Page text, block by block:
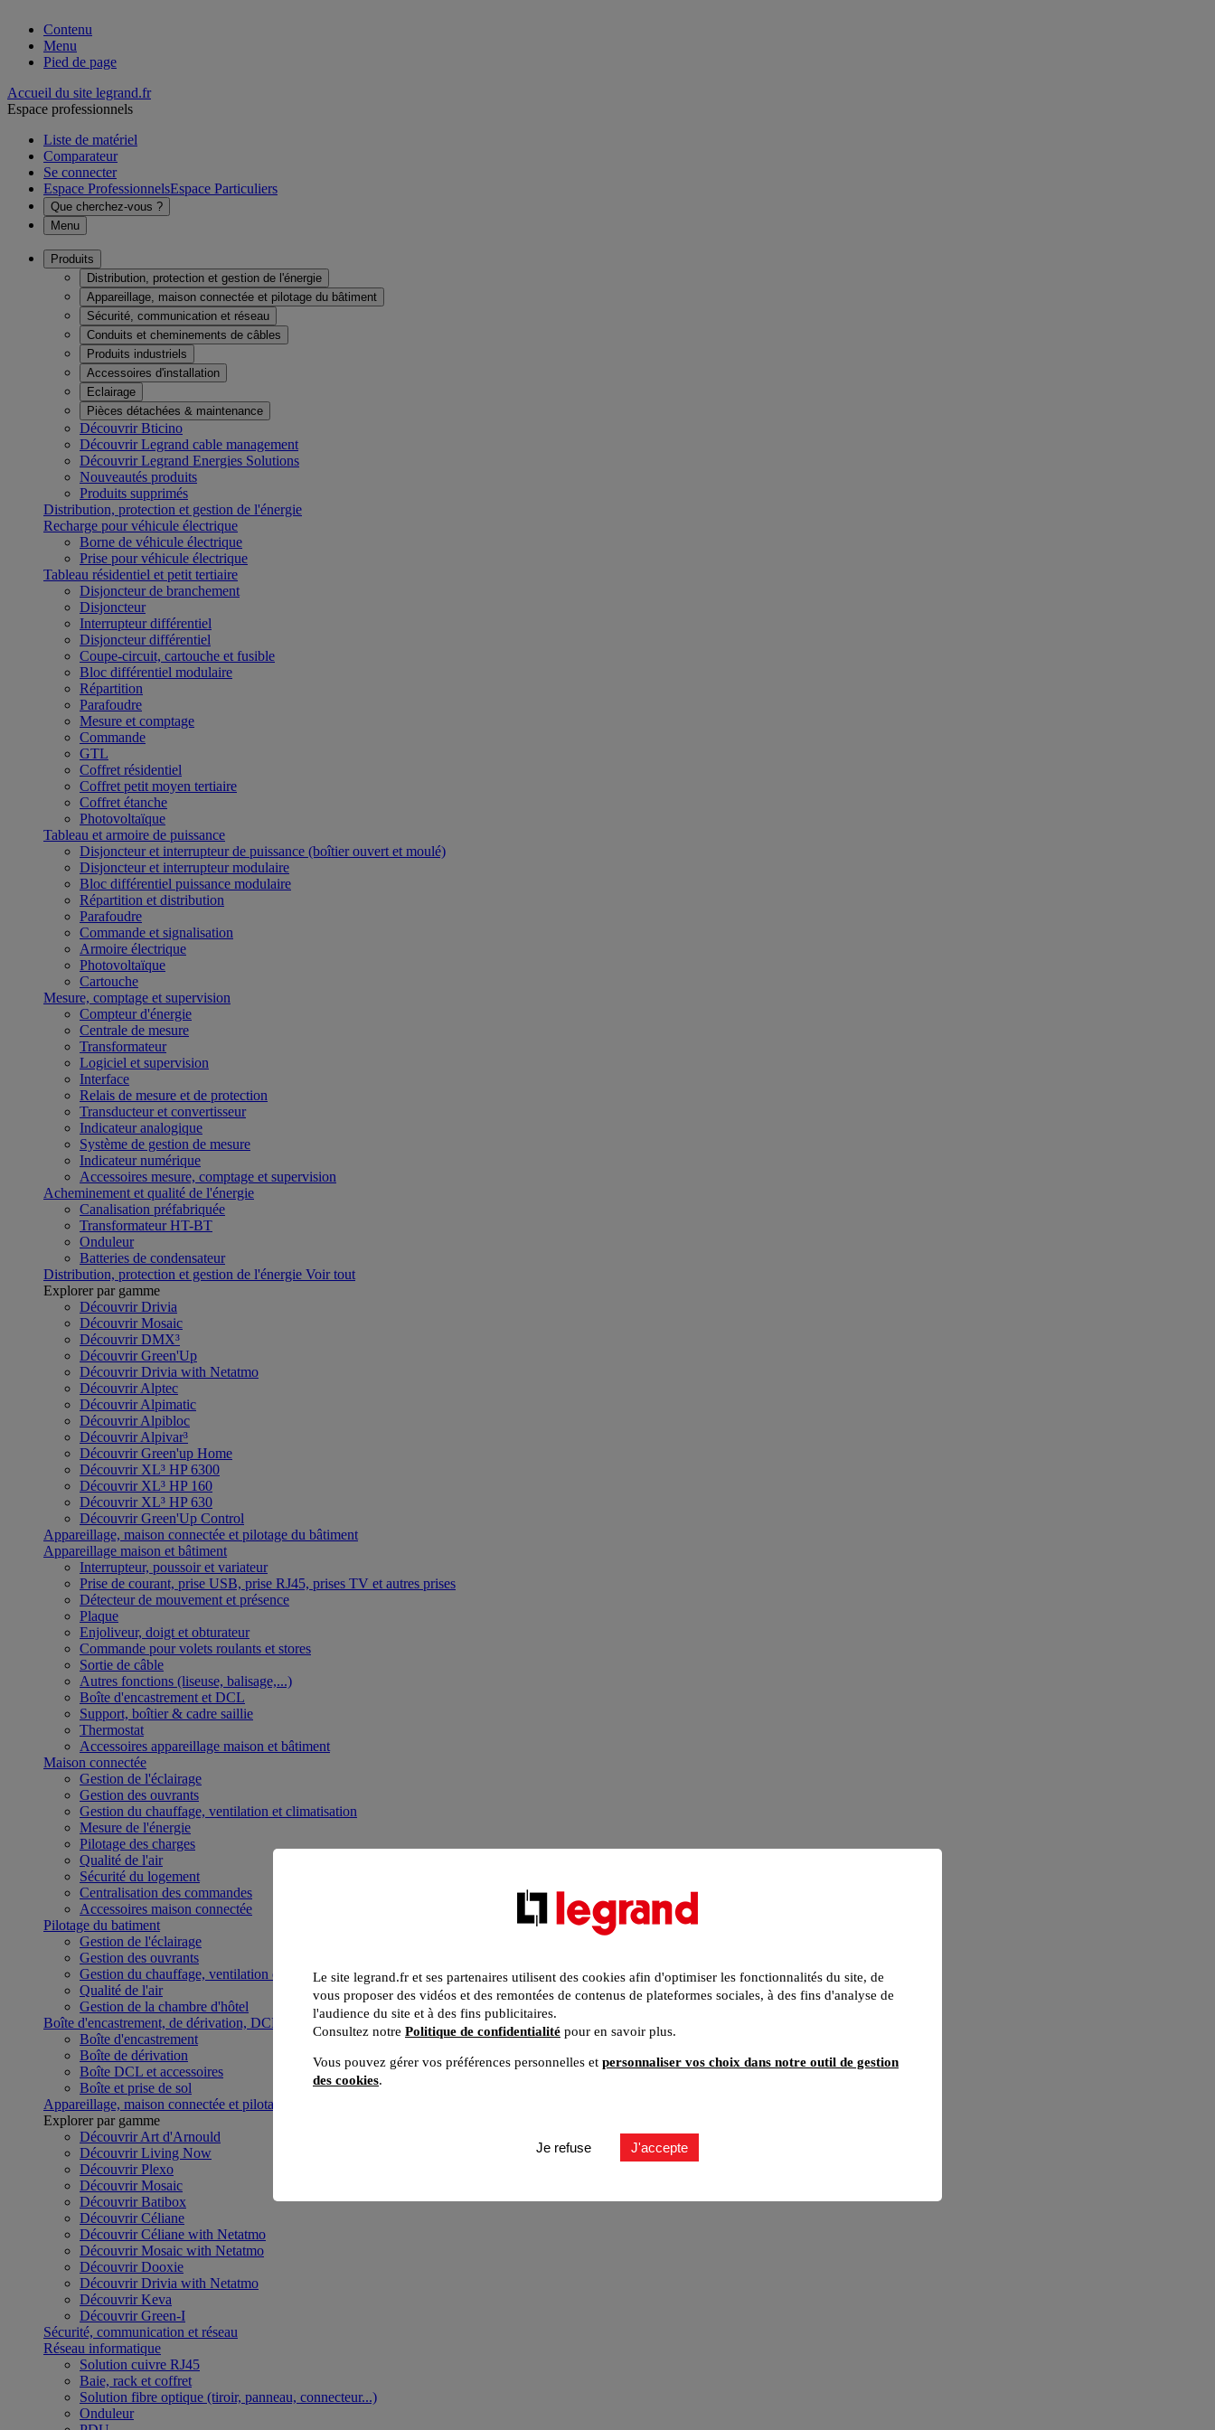
Contenu
Menu
Pied de page
Accueil du site legrand.fr
Espace professionnels
Liste de matériel
Comparateur
Se connecter
Espace ProfessionnelsEspace Particuliers
Que cherchez-vous ?
Menu
Produits
Distribution, protection et gestion de l'énergie
Appareillage, maison connectée et pilotage du bâtiment
Sécurité, communication et réseau
Conduits et cheminements de câbles
Produits industriels
Accessoires d'installation
Eclairage
Pièces détachées & maintenance
Découvrir Bticino
Découvrir Legrand cable management
Découvrir Legrand Energies Solutions
Nouveautés produits
Produits supprimés
Distribution, protection et gestion de l'énergie
Recharge pour véhicule électrique
Borne de véhicule électrique
Prise pour véhicule électrique
Tableau résidentiel et petit tertiaire
Disjoncteur de branchement
Disjoncteur
Interrupteur différentiel
Disjoncteur différentiel
Coupe-circuit, cartouche et fusible
Bloc différentiel modulaire
Répartition
Parafoudre
Mesure et comptage
Commande
GTL
Coffret résidentiel
Coffret petit moyen tertiaire
Coffret étanche
Photovoltaïque
Tableau et armoire de puissance
Disjoncteur et interrupteur de puissance (boîtier ouvert et moulé)
Disjoncteur et interrupteur modulaire
Bloc différentiel puissance modulaire
Répartition et distribution
Parafoudre
Commande et signalisation
Armoire électrique
Photovoltaïque
Cartouche
Mesure, comptage et supervision
Compteur d'énergie
Centrale de mesure
Transformateur
Logiciel et supervision
Interface
Relais de mesure et de protection
Transducteur et convertisseur
Indicateur analogique
Système de gestion de mesure
Indicateur numérique
Accessoires mesure, comptage et supervision
Acheminement et qualité de l'énergie
Canalisation préfabriquée
Transformateur HT-BT
Onduleur
Batteries de condensateur
Distribution, protection et gestion de l'énergie Voir tout
Explorer par gamme
Découvrir Drivia
Découvrir Mosaic
Découvrir DMX³
Découvrir Green'Up
Découvrir Drivia with Netatmo
Découvrir Alptec
Découvrir Alpimatic
Découvrir Alpibloc
Découvrir Alpivar³
Découvrir Green'up Home
Découvrir XL³ HP 6300
Découvrir XL³ HP 160
Découvrir XL³ HP 630
Découvrir Green'Up Control
Appareillage, maison connectée et pilotage du bâtiment
Appareillage maison et bâtiment
Interrupteur, poussoir et variateur
Prise de courant, prise USB, prise RJ45, prises TV et autres prises
Détecteur de mouvement et présence
Plaque
Enjoliveur, doigt et obturateur
Commande pour volets roulants et stores
Sortie de câble
Autres fonctions (liseuse, balisage,...)
Boîte d'encastrement et DCL
Support, boîtier & cadre saillie
Thermostat
Accessoires appareillage maison et bâtiment
Maison connectée
Gestion de l'éclairage
Gestion des ouvrants
Gestion du chauffage, ventilation et climatisation
Mesure de l'énergie
Pilotage des charges
Qualité de l'air
Sécurité du logement
Centralisation des commandes
Accessoires maison connectée
Pilotage du batiment
Gestion de l'éclairage
Gestion des ouvrants
Gestion du chauffage, ventilation et climatisation
Qualité de l'air
Gestion de la chambre d'hôtel
Boîte d'encastrement, de dérivation, DCL et boîte de sol
Boîte d'encastrement
Boîte de dérivation
Boîte DCL et accessoires
Boîte et prise de sol
Appareillage, maison connectée et pilotage du bâtiment
Explorer par gamme
Découvrir Art d'Arnould
Découvrir Living Now
Découvrir Plexo
Découvrir Mosaic
Découvrir Batibox
Découvrir Céliane
Découvrir Céliane with Netatmo
Découvrir Mosaic with Netatmo
Découvrir Dooxie
Découvrir Drivia with Netatmo
Découvrir Keva
Découvrir Green-I
Sécurité, communication et réseau
Réseau informatique
Solution cuivre RJ45
Baie, rack et coffret
Solution fibre optique (tiroir, panneau, connecteur...)
Onduleur
Le site legrand.fr et ses partenaires utilisent des cookies afin d'optimiser les fonctionnalités du site, de
vous proposer des vidéos et des remontées de contenus de plateformes sociales, à des fins d'analyse de
l'audience du site et à des fins publicitaires.
Consultez notre Politique de confidentialité pour en savoir plus.
Vous pouvez gérer vos préférences personnelles et personnaliser vos choix dans notre outil de gestion
des cookies.
Je refuse J'accepte